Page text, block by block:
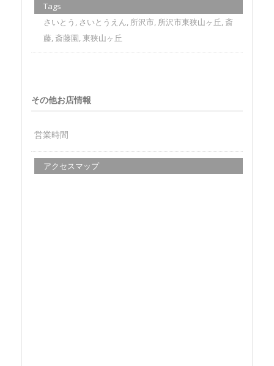
Tags
さいとう, さいとうえん, 所沢市, 所沢市東狭山ヶ丘, 斎
藤, 斎藤園, 東狭山ヶ丘
その他お店情報
営業時間
アクセスマップ